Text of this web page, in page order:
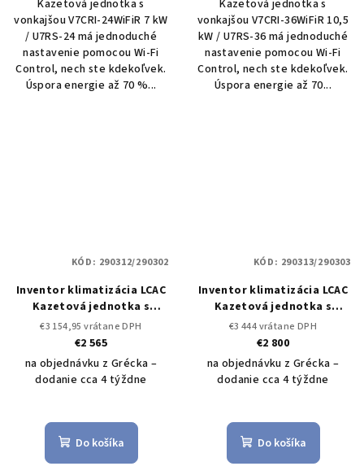
Kazetová jednotka s
vonkajšou V7CRI-24WiFiR 7 kW
/ U7RS-24 má jednoduché
nastavenie pomocou Wi-Fi
Control, nech ste kdekoľvek.
Úspora energie až 70 %...
Kazetová jednotka s
vonkajšou V7CRI-36WiFiR 10,5
kW / U7RS-36 má jednoduché
nastavenie pomocou Wi-Fi
Control, nech ste kdekoľvek.
Úspora energie až 70...
Inventor klimatizácia LCAC
Kazetová jednotka s
vonkajšou V7CRI-42WiFiR 12
kW / U7RS-42 Set vonkajšia
a vnútorná jednotka LCAC
€3 154,95 vrátane DPH
€2 565
na objednávku z Grécka –
dodanie cca 4 týždne
Do košíka
KÓD: 290312/290302
Inventor klimatizácia LCAC
Kazetová jednotka s
vonkajšou V7CRI-50WiFiR
14,1 kW / U7RS-50
vonkajšia a vnútorná
jednotka LCAC
€3 444 vrátane DPH
€2 800
na objednávku z Grécka –
dodanie cca 4 týždne
Do košíka
KÓD: 290313/290303